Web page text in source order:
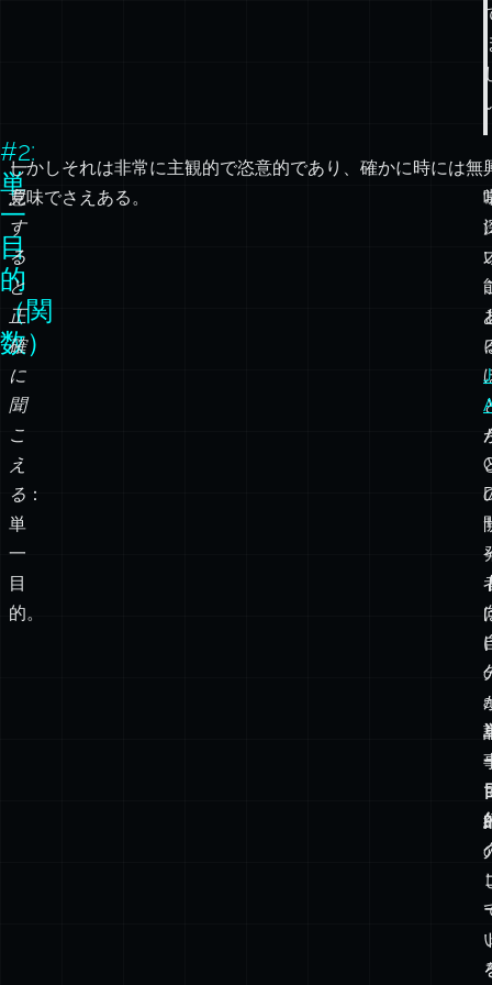
#2:
単
一
目
的
（関
数）
一
見
す
る
と
正
確
に
聞
こ
え
る ：
単
一
目
的。
しかしそれは非常に主観的で恣意的であり、確かに時には無
意味でさえある。